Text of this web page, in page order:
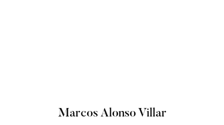
Marcos Alonso Villar